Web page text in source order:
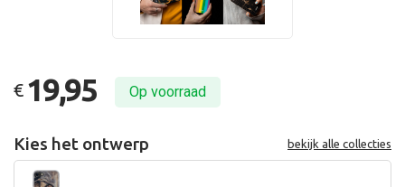
€ 19,95 Op voorraad
Kies het ontwerp bekijk alle collecties